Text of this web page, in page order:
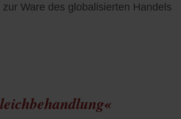
Ware des globalisierten Handels